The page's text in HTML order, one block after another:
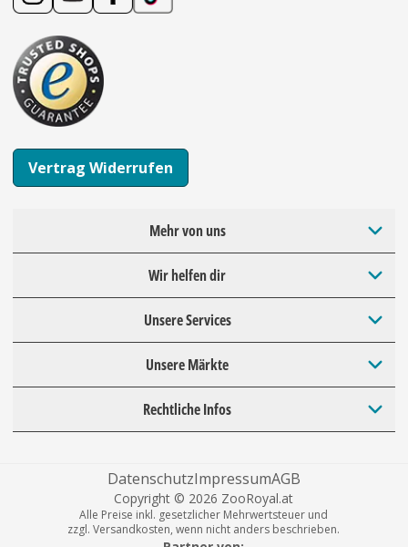
Vertrag Widerrufen
Mehr von uns
Wir helfen dir
Unsere Services
Unsere Märkte
Rechtliche Infos
DatenschutzImpressumAGB
Copyright © 2026 ZooRoyal.at
Alle Preise inkl. gesetzlicher Mehrwertsteuer und
zzgl. Versandkosten, wenn nicht anders beschrieben.